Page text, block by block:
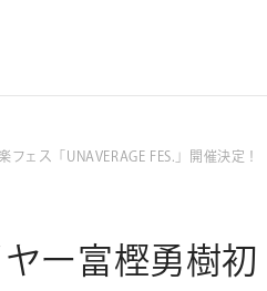
ェス「UNAVERAGE FES.」開催決定！
ー富樫勇樹初